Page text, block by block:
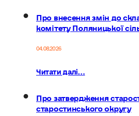
Про внесення змін до
комітету Поляницької
04.08.2026
Читати далі...
Про затвердження
старостинського округу